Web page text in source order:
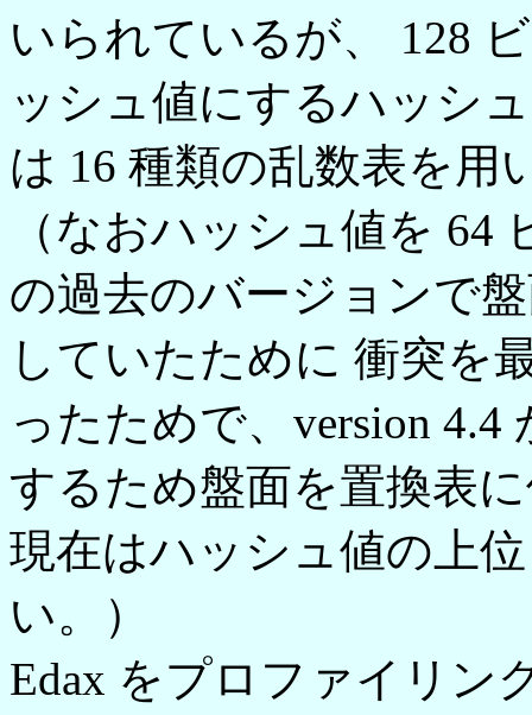
いられているが、 128
ッシュ値にするハッシ
は 16 種類の乱数表を用
（なおハッシュ値を 64
の過去のバージョンで
していたために 衝突を
ったためで、version
するため盤面を置換表
現在はハッシュ値の上
い。）
Edax をプロファイリン